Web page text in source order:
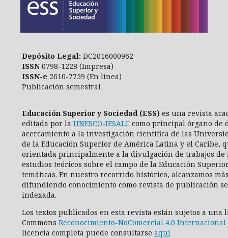
Depósito Legal: DC2016000962
ISSN0798-1228 (Impresa)
ISSN-e 2610-7759 (En línea)
Publicación semestral
Educación Superior y Sociedad (ESS) es una revista
editada por la UNESCO-IESALC como principal órgano de
acercamiento a la investigación científica de las
de la Educación Superior de América Latina y el Caribe,
orientada principalmente a la divulgación de trabajos de
estudios teóricos sobre el campo de la Educación
temáticas. En nuestro recorrido histórico, alcanzamos
difundiendo conocimiento como revista de publicación
indexada.
Los textos publicados en esta revista están sujetos a una
Commons Reconocimiento-NoComercial 4.0 Internacional
licencia completa puede consultarse aquí